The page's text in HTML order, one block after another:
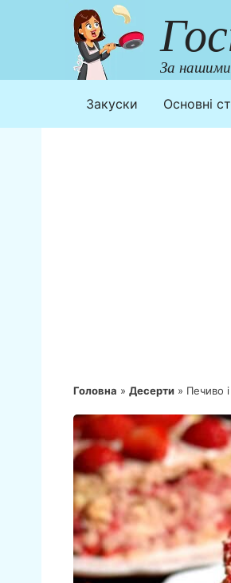
За
Закуски Основні
Головна » Десерти » Печиво